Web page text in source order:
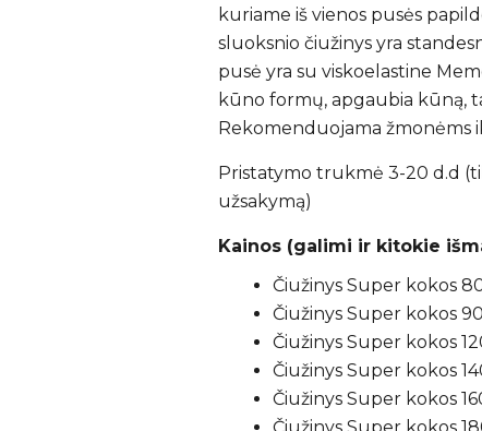
kuriame iš vienos pusės
sluoksnio čiužinys yra
pusė yra su viskoelastine
kūno formų, apgaubia kūną,
Rekomenduojama žmonėms
Pristatymo trukmė 3-20 d.d
užsakymą)
Kainos (galimi ir kitokie
Čiužinys Super kokos
Čiužinys Super kokos
Čiužinys Super kokos
Čiužinys Super kokos
Čiužinys Super kokos